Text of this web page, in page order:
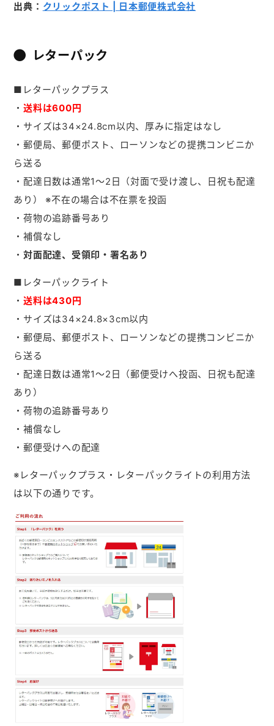
出典： クリックポスト | 日本郵便株式会社
レターパック
■レターパックプラス
・送料は600円
・サイズは34×24.8cm以内、厚みに指定はなし
・郵便局、郵便ポスト、ローソンなどの提携コンビニか
ら送る
・配達日数は通常1～2日（対面で受け渡し、日祝も配達
あり） ※不在の場合は不在票を投函
・荷物の追跡番号あり
・補償なし
・対面配達、受領印・署名あり
■レターパックライト
・送料は430円
・サイズは34×24.8×3cm以内
・郵便局、郵便ポスト、ローソンなどの提携コンビニか
ら送る
・配達日数は通常1～2日（郵便受けへ投函、日祝も配達
あり）
・荷物の追跡番号あり
・補償なし
・郵便受けへの配達
※レターパックプラス・レターパックライトの利用方法
は以下の通りです。